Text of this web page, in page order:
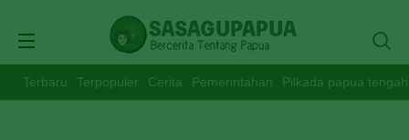
Terbaru Terpopuler Cerita Pemerintahan Pilkada papua tengah